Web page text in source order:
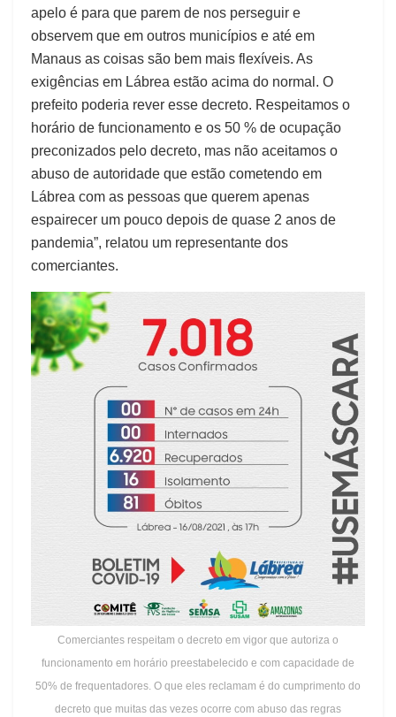
apelo é para que parem de nos perseguir e
observem que em outros municípios e até em
Manaus as coisas são bem mais flexíveis. As
exigências em Lábrea estão acima do normal. O
prefeito poderia rever esse decreto. Respeitamos o
horário de funcionamento e os 50 % de ocupação
preconizados pelo decreto, mas não aceitamos o
abuso de autoridade que estão cometendo em
Lábrea com as pessoas que querem apenas
espairecer um pouco depois de quase 2 anos de
pandemia”, relatou um representante dos
comerciantes.
Comerciantes respeitam o decreto em vigor que autoriza o
funcionamento em horário preestabelecido e com capacidade de
50% de frequentadores. O que eles reclamam é do cumprimento do
decreto que muitas das vezes ocorre com abuso das regras